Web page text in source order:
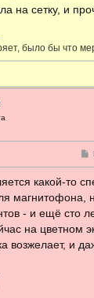
и
на сетку, и
было бы что
б
е
и
е
какой-то
магнитофона,
- и ещё сто
на цветном
возжелает, и